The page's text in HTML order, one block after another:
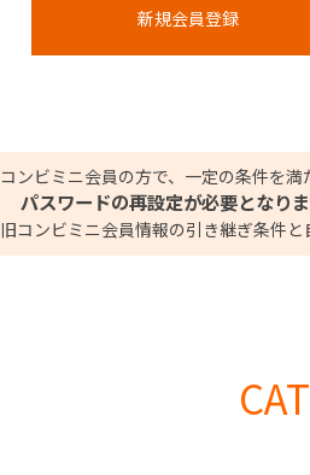
ンビミニ会員の方で、一定の条件を
パスワードの再設定が必要となりま
旧コンビミニ会員情報の引き継ぎ条件